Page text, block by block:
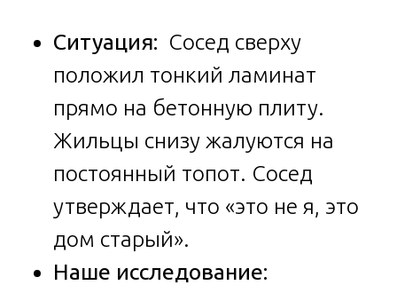
Ситуация: Сосед сверху
положил тонкий ламинат
прямо на бетонную плиту.
Жильцы снизу жалуются на
постоянный топот. Сосед
утверждает, что «это не я, это
дом старый».
Наше исследование: